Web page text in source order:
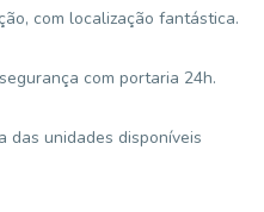
com localização fantástica.
com portaria 24h.
das unidades disponíveis